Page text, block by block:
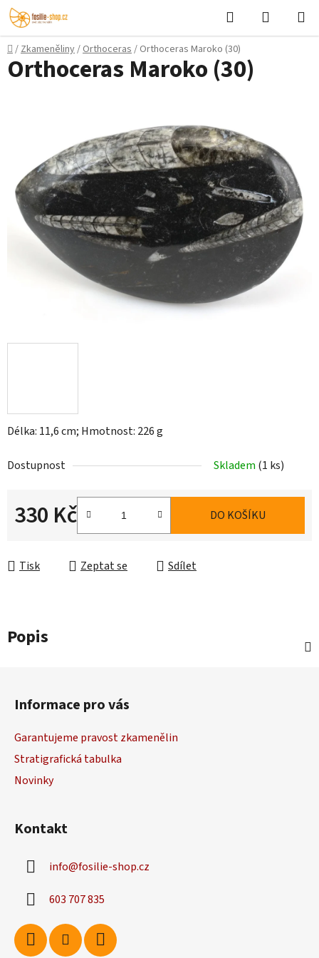
Přejít
na
obsah
Hledat
KOŠÍK
Domů
/Zkameněliny/Orthoceras/ Orthoceras Maroko (30)
Délka: 11,6 cm; Hmotnost: 226 g
Dostupnost Skladem (1 ks)
330 Kč DO KOŠÍKU
Tisk Zeptat se Sdílet
Orthoceras Maroko (30)
Popis
Informace pro vás
Garantujeme pravost zkamenělin
Stratigrafická tabulka
Novinky
Kontakt
info@fosilie-shop.cz
603 707 835